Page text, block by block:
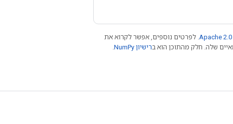
Apache 2.0 . לפרטים נוספים, אפשר לקרוא את
רישיון NumPy‏